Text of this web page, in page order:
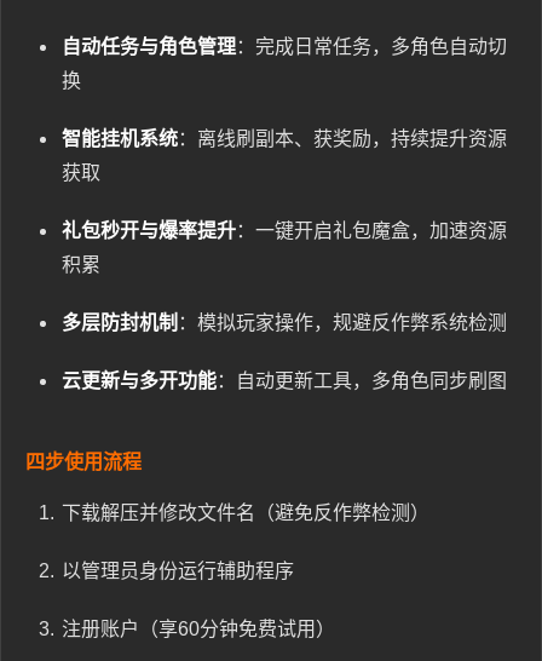
自动任务与角色管理：完成日常任务，多角色自动切
换
智能挂机系统：离线刷副本、获奖励，持续提升资源
获取
礼包秒开与爆率提升：一键开启礼包魔盒，加速资源
积累
多层防封机制 ：模拟玩家操作，规避反作弊系统检测
云更新与多开功能：自动更新工具，多角色同步刷图
四步使用流程
下载解压并修改文件名（避免反作弊检测）
以管理员身份运行辅助程序
注册账户（享60分钟免费试用）